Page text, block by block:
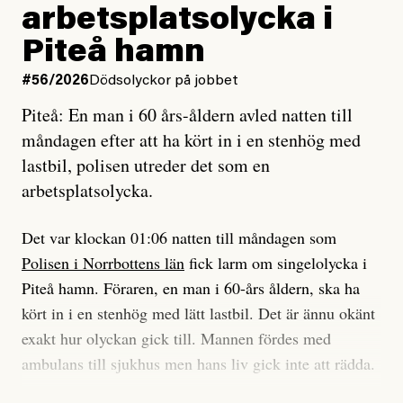
tidning?
Vad är bra journalistik?
Ett försök till korta svar som jag hoppas kan förtydliga
för Kuhn och Sassarinis-McGowan och andra hur jag
som chefredaktör ser på Dagens ETC:s uppdrag och
roll.
Vi skriver för våra läsare som vill bli informerade,
överraskade, bekräftade, utmanade – och som kräver
att vi granskar allt och alla.
Vi är som sagt en röd, grön och oberoende tidning.
Det betyder en annan journalistik än vad du hittar i
enligt uråldrig metod
och lade min sista ungdom
på att laga en gammal bod.
Jag sökte ljuset och meningen,
efter det som var rent, rätt och sant,
och aldrig såg jag det klarare än
när jag ombord på bussen hjälpte en tant.
#23/2026Intervjun
Jesper Lundby: ”Livet i sig
är ganska politiskt”
arbetsplatsolycka i
Piteå hamn
#56/2026 Dödsolyckor på jobbet
Piteå: En man i 60 års-åldern avled natten till
måndagen efter att ha kört in i en stenhög med
lastbil, polisen utreder det som en
arbetsplatsolycka.
Det var klockan 01:06 natten till måndagen som
Polisen i Norrbottens län fick larm om singelolycka i
Piteå hamn. Föraren, en man i 60-års åldern, ska ha
kört in i en stenhög med lätt lastbil. Det är ännu okänt
exakt hur olyckan gick till. Mannen fördes med
ambulans till sjukhus men hans liv gick inte att rädda.